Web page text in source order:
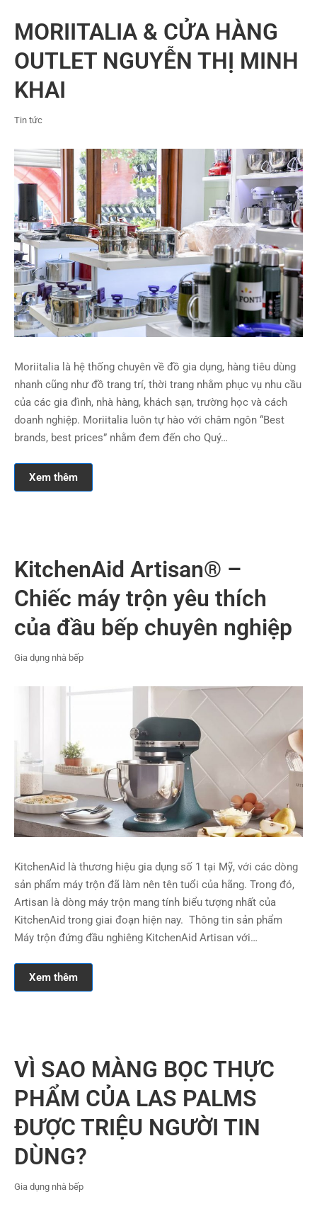
MORIITALIA & CỬA HÀNG
OUTLET NGUYỄN THỊ MINH
KHAI
Tin tức
Moriitalia là hệ thống chuyên về đồ gia dụng, hàng tiêu dùng
nhanh cũng như đồ trang trí, thời trang nhằm phục vụ nhu cầu
của các gia đình, nhà hàng, khách sạn, trường học và cách
doanh nghiệp. Moriitalia luôn tự hào với châm ngôn “Best
brands, best prices” nhằm đem đến cho Quý…
Xem thêm
KitchenAid Artisan® –
Chiếc máy trộn yêu thích
của đầu bếp chuyên nghiệp
Gia dụng nhà bếp
KitchenAid là thương hiệu gia dụng số 1 tại Mỹ, với các dòng
sản phẩm máy trộn đã làm nên tên tuổi của hãng. Trong đó,
Artisan là dòng máy trộn mang tính biểu tượng nhất của
KitchenAid trong giai đoạn hiện nay. Thông tin sản phẩm
Máy trộn đứng đầu nghiêng KitchenAid Artisan với…
Xem thêm
VÌ SAO MÀNG BỌC THỰC
PHẨM CỦA LAS PALMS
ĐƯỢC TRIỆU NGƯỜI TIN
DÙNG?
Gia dụng nhà bếp